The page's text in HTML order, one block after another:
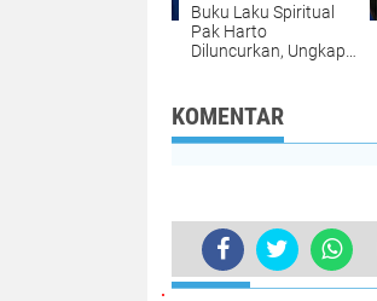
Buku Laku Spiritual
Pak Harto
Diluncurkan, Ungkap
Diketahui
KOMENTAR
TERKINI